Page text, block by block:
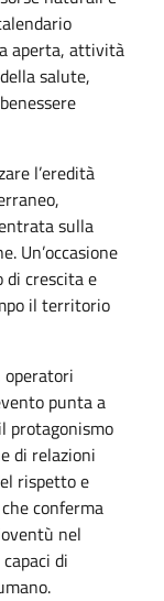
aperta, attività
salute,
l’eredità
sulla
Un’occasione
di crescita e
il territorio
punta a
protagonismo
di relazioni
rispetto e
conferma
nel
di